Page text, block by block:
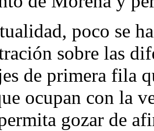
poco se
sobre las
de primera fila
ocupan con la
gozar de